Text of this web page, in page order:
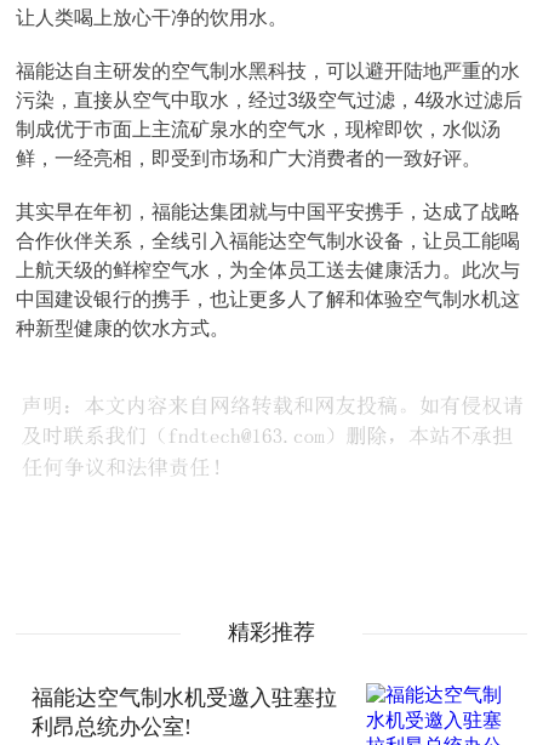
让人类喝上放心干净的饮用水。
福能达自主研发的空气制水黑科技，可以避开陆地严重的水
污染，直接从空气中取水，经过3级空气过滤，4级水过滤后
制成优于市面上主流矿泉水的空气水，现榨即饮，水似汤
鲜，一经亮相，即受到市场和广大消费者的一致好评。
其实早在年初，福能达集团就与中国平安携手，达成了战略
合作伙伴关系，全线引入福能达空气制水设备，让员工能喝
上航天级的鲜榨空气水，为全体员工送去健康活力。此次与
中国建设银行的携手，也让更多人了解和体验空气制水机这
种新型健康的饮水方式。
精彩推荐
福能达空气制水机受邀入驻塞拉
利昂总统办公室!